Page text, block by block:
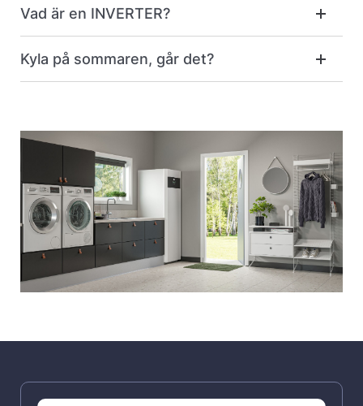
Vad är en INVERTER?
Kyla på sommaren, går det?